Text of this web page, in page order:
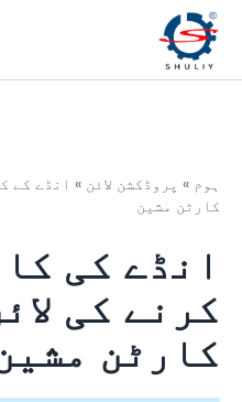
ہوم » پروڈکشن لائن » انڈے کے
کارٹن مشین
انڈے کی
کرنے کی
کارٹن